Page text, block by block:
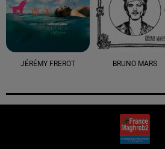
JÉRÉMY FREROT BRUNO MARS